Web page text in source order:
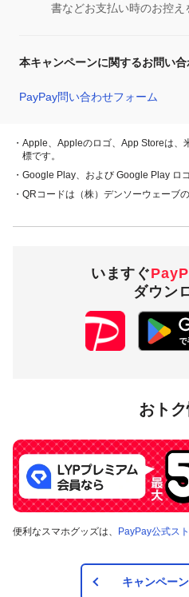
書などお支払い時のお控え
本キャンペーンに関するお問い
PayPay問い合わせフォーム
・Apple、Appleのロゴ、App Storeは
標です。
・Google Play、および Google Play ロ
・QRコードは（株）デンソーウェーブ
いますぐ
ダウン
おト
便利なスマホグッズは、 PayPay公式ス
キャンペー